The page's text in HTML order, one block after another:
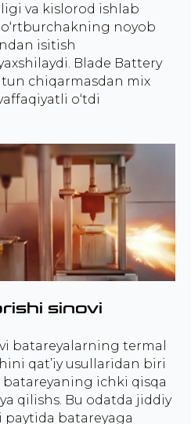
va kislorod ishlab
noyob
isitish
Blade Battery
chiqarmasdan mix
o‘tdi
sinovi
batareyalarning termal
qat’iy usullaridan biri
batareyaning ichki qisqa
qilishs. Bu odatda jiddiy
paytida batareyaga